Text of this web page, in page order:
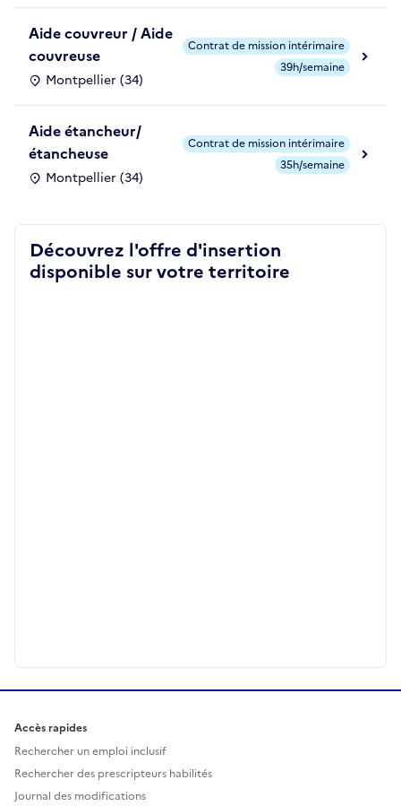
Aide couvreur / Aide
couvreuse
Montpellier (34)
Contrat de mission intérimaire
39h/semaine
Aide étancheur/
étancheuse
Montpellier (34)
Contrat de mission intérimaire
35h/semaine
Découvrez l'offre d'insertion
disponible sur votre territoire
Accès rapides
Rechercher un emploi inclusif
Rechercher des prescripteurs habilités
Journal des modifications